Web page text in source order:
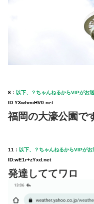
8： 以下、？ちゃんねるからVIPがお
ID:Y3whmiHV0.net
福岡の大濠公園で
11： 以下、？ちゃんねるからVIPがお
ID:wE1r+zYxd.net
発達しててワロ